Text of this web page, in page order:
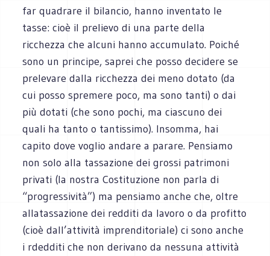
far quadrare il bilancio, hanno inventato le
tasse: cioè il prelievo di una parte della
ricchezza che alcuni hanno accumulato. Poiché
sono un principe, saprei che posso decidere se
prelevare dalla ricchezza dei meno dotato (da
cui posso spremere poco, ma sono tanti) o dai
più dotati (che sono pochi, ma ciascuno dei
quali ha tanto o tantissimo). Insomma, hai
capito dove voglio andare a parare. Pensiamo
non solo alla tassazione dei grossi patrimoni
privati (la nostra Costituzione non parla di
“progressività”) ma pensiamo anche che, oltre
allatassazione dei redditi da lavoro o da profitto
(cioè dall’attività imprenditoriale) ci sono anche
i rdedditi che non derivano da nessuna attività